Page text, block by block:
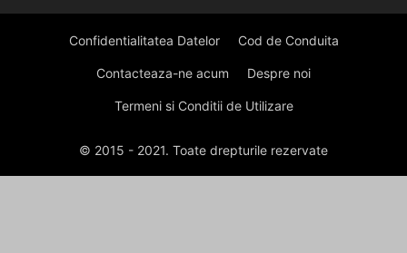
Confidentialitatea Datelor Cod de Conduita
Contacteaza-ne acum Despre noi
Termeni si Conditii de Utilizare
© 2015 - 2021. Toate drepturile rezervate